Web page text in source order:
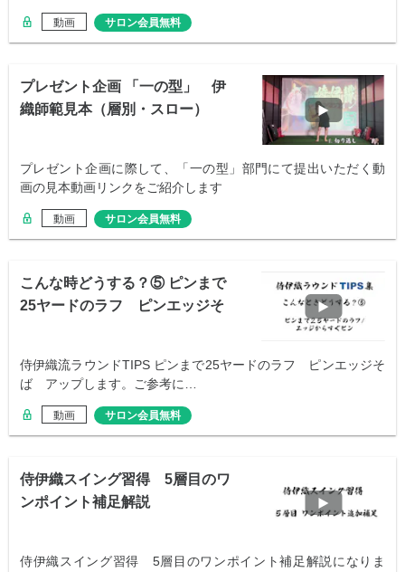
動画 サロン会員無料
プレゼント企画 「一の型」 伊
織師範見本（層別・スロー）
プレゼント企画に際して、「一の型」部門にて提出いただく動
画の見本動画リンクをご紹介します
動画 サロン会員無料
こんな時どうする？⑤ ピンまで
25ヤードのラフ ピンエッジそ
侍伊織流ラウンドTIPS ピンまで25ヤードのラフ ピンエッジそ
ば アップします。ご参考に…
動画 サロン会員無料
侍伊織スイング習得 5層目のワ
ンポイント補足解説
侍伊織スイング習得 5層目のワンポイント補足解説になりま